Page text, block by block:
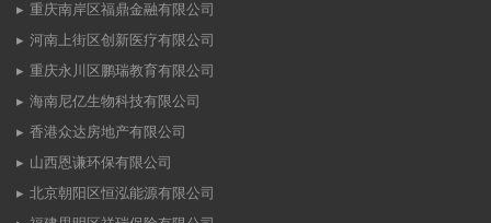
重庆南岸区福鼎金融有限公司
河南上街区创新医疗有限公司
重庆永川区鹏瑞教育有限公司
海南尼亿生物科技有限公司
香港众达房地产有限公司
山西恩谦环保有限公司
北京朝阳区恒泓能源有限公司